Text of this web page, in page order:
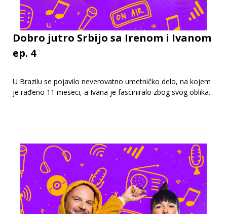
Dobro jutro Srbijo sa Irenom i Ivanom
ep. 4
U Brazilu se pojavilo neverovatno umetničko delo, na kojem
je rađeno 11 meseci, a Ivana je fasciniralo zbog svog oblika.